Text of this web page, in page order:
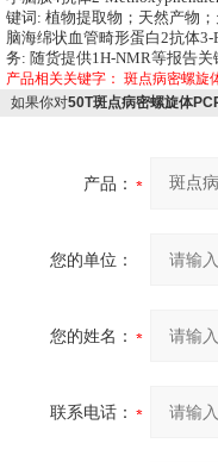
键词: 植物提取物；天然产物
脑海绵状血管畸形蛋白2抗体3-
务: 随货提供1H-NMR等报告
产品相关关键字： 斑点病密螺旋
如果你对50T斑点病密螺旋体
产品：
您的单位：
您的姓名：
联系电话：